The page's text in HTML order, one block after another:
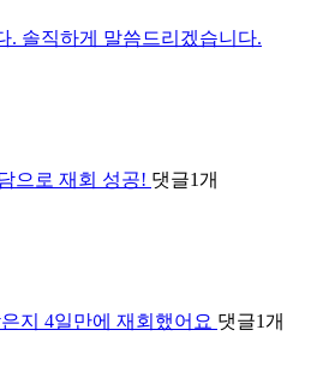
. 솔직하게 말씀드리겠습니다.
으로 재회 성공! 댓글1개
지 4일만에 재회했어요 댓글1개